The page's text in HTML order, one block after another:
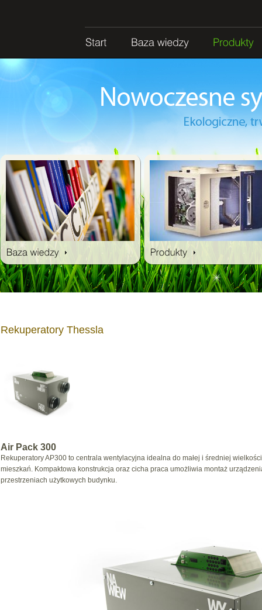
Rekuperatory Thessla
Air Pack 300
Rekuperatory AP300 to centrala wentylacyjna idealna do małej i średniej
mieszkań. Kompaktowa konstrukcja oraz cicha praca umożliwia montaż
przestrzeniach użytkowych budynku.